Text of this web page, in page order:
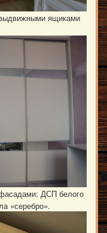
ящиками
ДСП белого
«серебро».